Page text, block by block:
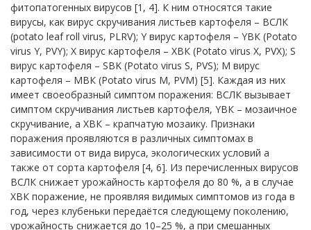
фитопатогенных вирусов [1, 4]. К ним относятся такие
вирусы, как вирус скручивания листьев картофеля – ВСЛК
(potato leaf roll virus, PLRV); Y вирус картофеля – YВК (Potato
virus Y, PVY); X вирус картофеля – ХВК (Potato virus X, PVX); S
вирус картофеля – SBK (Potato virus S, PVS); M вирус
картофеля – МВК (Potato virus M, PVM) [5]. Каждая из них
имеет своеобразный симптом поражения: ВСЛК вызывает
симптом скручивания листьев картофеля, YВК – мозаичное
скручивание, а ХВК – крапчатую мозаику. Признаки
поражения проявляются в различных симптомах в
зависимости от вида вируса, экологических условий а
также от сорта картофеля [4, 6]. Из перечисленных вирусов
ВСЛК снижает урожайность картофеля до 80 %, а в случае
ХВК поражение, не проявляя видимых симптомов из года в
год, через клубеньки передаётся следующему поколению,
урожайность снижается до 10–25 %, а при смешанных